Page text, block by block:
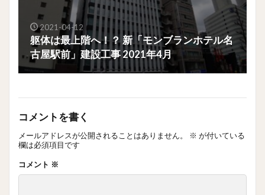
2021-04-12
躯体は最上階へ！？ 新「モンブランホテル名
古屋駅前」建設工事 2021年4月
コメントを書く
メールアドレスが公開されることはありません。 ※ が付いている
欄は必須項目です
コメント ※